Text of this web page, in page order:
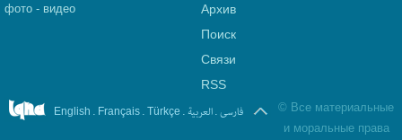
фото - видео
Архив
Поиск
Связи
RSS
English Français Türkçe العربیة فارسی © Все материальные
и моральные права